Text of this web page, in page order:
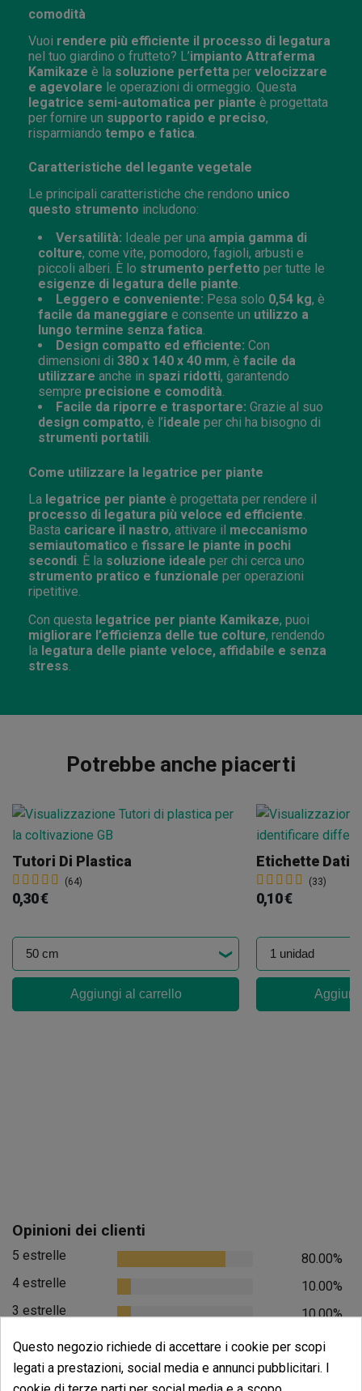
comodità
Vuoi rendere più efficiente il processo di legatura
nel tuo giardino o frutteto? L’impianto Attraferma
Kamikaze è la soluzione perfetta per velocizzare
e agevolare le operazioni di ormeggio. Questa
legatrice semi-automatica per piante è progettata
per fornire un supporto rapido e preciso,
risparmiando tempo e fatica
Caratteristiche del legante vegetale
Le principali caratteristiche che rendono unico
questo strumento includono:
Versatilità: Ideale per una ampia gamma di
colture, come vite, pomodoro, fagioli, arbusti e
piccoli alberi. È lo strumento perfetto per tutte le
esigenze di legatura delle piante
Leggero e conveniente: Pesa solo 0,54 kg, è
facile da maneggiare e consente un utilizzo a
lungo termine senza fatica
Design compatto ed efficiente: Con
dimensioni di 380 x 140 x 40 mm, è facile da
utilizzare anche in spazi ridotti, garantendo
sempre precisione e comodità
Facile da riporre e trasportare: Grazie al suo
design compatto, è l’ideale per chi ha bisogno di
strumenti portatili
Come utilizzare la legatrice per piante
La legatrice per piante è progettata per rendere il
processo di legatura più veloce ed efficiente
Basta caricare il nastro, attivare il meccanismo
semiautomatico e fissare le piante in pochi
secondi . È la soluzione ideale per chi cerca uno
strumento pratico e funzionale per operazioni
ripetitive.
Con questa legatrice per piante Kamikaze, puoi
migliorare l’efficienza delle tue colture, rendendo
la legatura delle piante veloce, affidabile e senza
stress
Potrebbe anche piacerti
Tutori Di Plastica
(64)
0,30 €
Aggiungi al carrello
Etichette Dati
(33)
0,10 €
Opinioni dei clienti
5 estrelle
80.00%
4 estrelle
10.00%
3 estrelle
10.00%
2 estrelle
0.00%
1 estrelle
0.00%
Questo negozio richiede di accettare i cookie per scopi
legati a prestazioni, social media e annunci pubblicitari. I